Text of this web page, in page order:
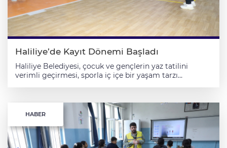
Haliliye’de Kayıt Dönemi Başladı
Haliliye Belediyesi, çocuk ve gençlerin yaz tatilini
verimli geçirmesi, sporla iç içe bir yaşam tarzı
Mehmet Canpolat’ın gençlere ve spora yönelik projeleri
kapsamında çalışmalarını sürdüren Kültür ve Sosyal
İşler Müdürlüğü Spor Birimi, farklı spor dallarında
açtığı kurslarla geleceğin başarılı sporcularını
yetiştirmeye devam ediyor. Belediyenin spor
HABER